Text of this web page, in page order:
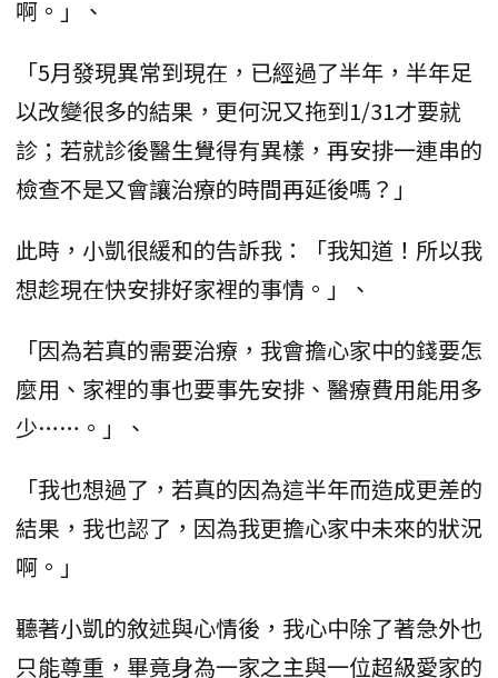
啊。」、
「5月發現異常到現在，已經過了半年，半年足
以改變很多的結果，更何況又拖到1/31才要就
診；若就診後醫生覺得有異樣，再安排一連串的
檢查不是又會讓治療的時間再延後嗎？」
此時，小凱很緩和的告訴我：「我知道！所以我
想趁現在快安排好家裡的事情。」、
「因為若真的需要治療，我會擔心家中的錢要怎
麼用、家裡的事也要事先安排、醫療費用能用多
少……。」、
「我也想過了，若真的因為這半年而造成更差的
結果，我也認了，因為我更擔心家中未來的狀況
啊。」
聽著小凱的敘述與心情後，我心中除了著急外也
只能尊重，畢竟身為一家之主與一位超級愛家的